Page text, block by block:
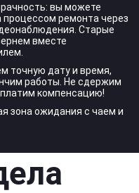
вы можете
процессом ремонта через
Старые
вместе
точную дату и время,
работы. Не сдержим
компенсацию!
зона ожидания с чаем и